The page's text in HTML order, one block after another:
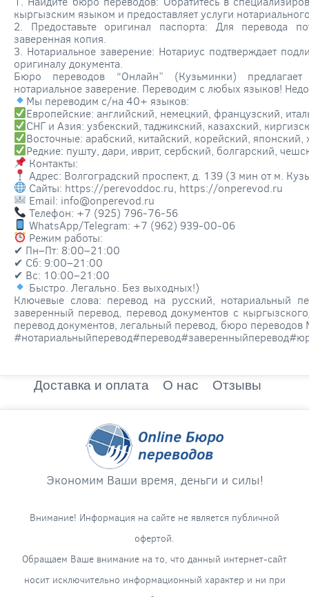
кыргызским языком и предоставляет услуги
2. Предоставьте оригинал паспорта: Для перевода
заверенная копия.
3. Нотариальное заверение: Нотариус подтверждает
оригиналу документа.
Бюро переводов “Онлайн” (Кузьминки)
нотариальное заверение. Переводим с любых языков!
Мы переводим с/на 40+ языков:
Европейские: английский, немецкий, французский,
СНГ и Азия: узбекский, таджикский, казахский,
Восточные: арабский, китайский, корейский, японский,
Редкие: пушту, дари, иврит, сербский, болгарский,
Контакты:
Адрес: Волгоградский проспект, д. 139 (3 мин от м.
Сайты: https://perevoddoc.ru, https://onperevod.ru
Email: info@onperevod.ru
Телефон: +7 (925) 796-76-56
WhatsApp/Telegram: +7 (962) 939-00-06
Режим работы:
✔ Пн–Пт: 8:00–21:00
✔ Сб: 9:00–21:00
✔ Вс: 10:00–21:00
Быстро. Легально. Без выходных!)
Ключевые слова: перевод на русский, нотариальный
заверенный перевод, перевод документов с
перевод документов, легальный перевод, бюро
Доставка и оплата О нас Отзывы
Экономим Ваши время, деньги и силы!
Внимание! Информация на сайте не является публичной
офертой.
Обращаем Ваше внимание на то, что данный интернет-сайт
носит исключительно информационный характер и ни при